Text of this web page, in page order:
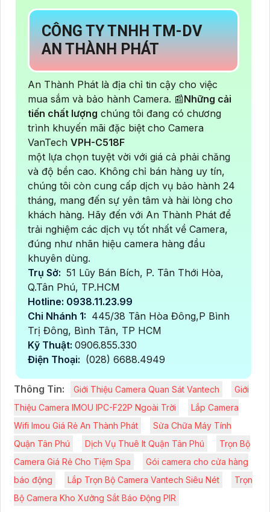
CÔNG TY TNHH TM-DV
AN THÀNH PHÁT
An Thành Phát là địa chỉ tin cậy cho việc
mua sắm và bảo hành Camera. 📰Những cải
tiến chất lượng chúng tôi đang có chương
trình khuyến mãi đặc biệt cho Camera
VanTech VPH-C518F
một lựa chọn tuyệt vời với giá cả phải chăng
và độ bền cao. Không chỉ bán hàng uy tín,
chúng tôi còn cung cấp dịch vụ bảo hành 24
tháng, mang đến sự yên tâm và hài lòng cho
khách hàng. Hãy đến với An Thành Phát để
trải nghiệm các dịch vụ tốt nhất về Camera,
đúng như nhãn hiệu camera hàng đầu
khuyên dùng.
Trụ Sở: 51 Lũy Bán Bích, P. Tân Thới Hòa,
Q.Tân Phú, TP.HCM
Hotline: 0938.11.23.99
Chi Nhánh 1: 445/38 Tân Hòa Đông,P Bình
Trị Đông, Bình Tân, TP HCM
Kỹ Thuật: 0906.855.330
Điện Thoại: (028) 6688.4949
Thông Tin: Giới Thiệu Camera Quan Sát Vantech
Giới
Thiệu Camera IMOU IPC-F22P Ngoài Trời
Lắp Camera
Wifi Imou Giá Rẻ An Thành Phát
Sửa Chữa Máy Tính
Quận Tân Phú
Dịch Vụ Thuê It Quận Tân Phú
Trọn Bộ
Camera Giá Rẻ Cho Tiệm Spa
Gói camera cho cửa hàng
báo động
Lắp Trọn Bộ Camera Vantech Siêu Nét
Trọn
Bộ Camera Kho Xưởng Sắt Báo Động PIR